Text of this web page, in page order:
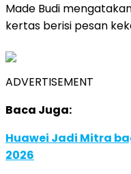
Made Budi
kertas berisi pesan
ADVERTISEMENT
Baca Juga:
Huawei Jadi Mitra
2026